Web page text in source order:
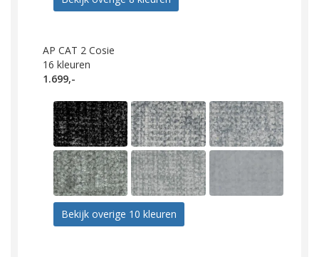
AP CAT 2 Cosie
16 kleuren
1.699,-
Bekijk overige 10 kleuren